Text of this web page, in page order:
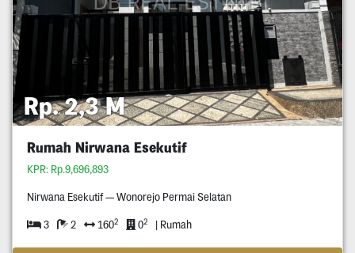
Rp. 2,3 M
Rumah Nirwana Esekutif
KPR: Rp.9,696,893
Nirwana Esekutif — Wonorejo Permai Selatan
3 2 1602 02 | Rumah